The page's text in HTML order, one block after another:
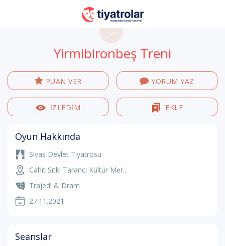
-.-
Yirmibironbeş Treni
PUAN VER YORUM YAZ
İZLEDİM EKLE
Oyun Hakkında
Sivas Devlet Tiyatrosu
Cahit Sıtkı Tarancı Kültür Mer...
Trajedi & Dram
27.11.2021
Seanslar